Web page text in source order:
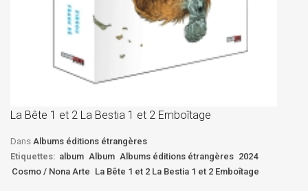
La Bête 1 et 2 La Bestia 1 et 2 Emboîtage
Dans Albums éditions étrangères
Etiquettes: album Album Albums éditions étrangères 2024
Cosmo / Nona Arte La Bête 1 et 2 La Bestia 1 et 2 Emboîtage